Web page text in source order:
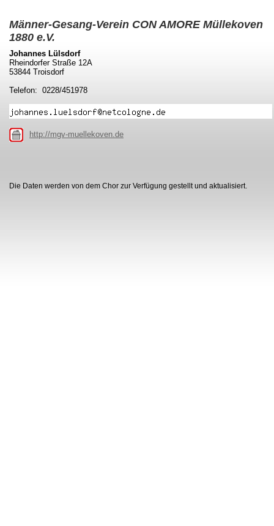
Männer-Gesang-Verein CON AMORE Müllekoven
1880 e.V.
Johannes Lülsdorf
Rheindorfer Straße 12A
53844 Troisdorf
Telefon: 0228/451978
http://mgv-muellekoven.de
Die Daten werden von dem Chor zur Verfügung gestellt und aktualisiert.